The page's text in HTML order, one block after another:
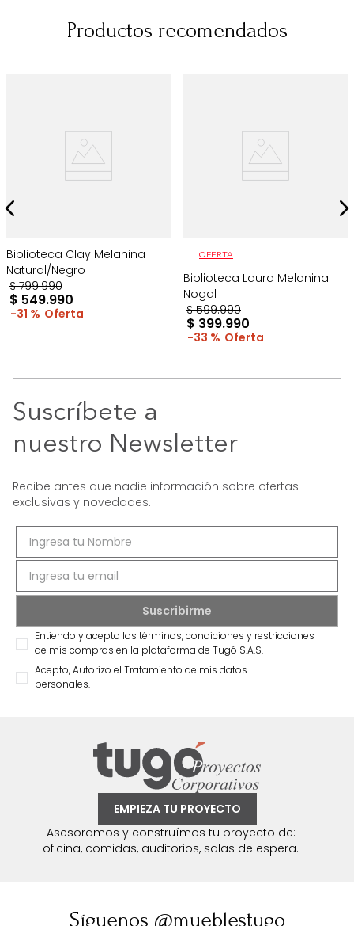
Productos recomendados
Biblioteca Clay Melanina
Natural/Negro
$ 799.990
$ 549.990
31 %
OFERTA
Biblioteca Laura Melanina
Nogal
$ 599.990
$ 399.990
33 %
Suscríbete a
nuestro Newsletter
Recibe antes que nadie información sobre ofertas
exclusivas y novedades.
Entiendo y acepto los términos, condiciones y restricciones
de mis compras en la plataforma de Tugó S.A.S.
Acepto, Autorizo el Tratamiento de mis datos
personales.
EMPIEZA TU PROYECTO
Asesoramos y construímos tu proyecto de:
oficina, comidas, auditorios, salas de espera.
Síguenos @mueblestugo